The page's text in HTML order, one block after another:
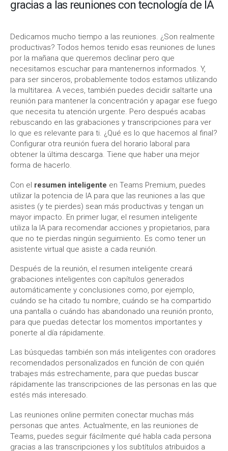
gracias a las reuniones con tecnología de IA
Dedicamos mucho tiempo a las reuniones. ¿Son realmente
productivas? Todos hemos tenido esas reuniones de lunes
por la mañana que queremos declinar pero que
necesitamos escuchar para mantenernos informados. Y,
para ser sinceros, probablemente todos estamos utilizando
la multitarea. A veces, también puedes decidir saltarte una
reunión para mantener la concentración y apagar ese fuego
que necesita tu atención urgente. Pero después acabas
rebuscando en las grabaciones y transcripciones para ver
lo que es relevante para ti. ¿Qué es lo que hacemos al final?
Configurar otra reunión fuera del horario laboral para
obtener la última descarga. Tiene que haber una mejor
forma de hacerlo.
Con el resumen inteligente en Teams Premium, puedes
utilizar la potencia de IA para que las reuniones a las que
asistes (y te pierdes) sean más productivas y tengan un
mayor impacto. En primer lugar, el resumen inteligente
utiliza la IA para recomendar acciones y propietarios, para
que no te pierdas ningún seguimiento. Es como tener un
asistente virtual que asiste a cada reunión.
Después de la reunión, el resumen inteligente creará
grabaciones inteligentes con capítulos generados
automáticamente y conclusiones como, por ejemplo,
cuándo se ha citado tu nombre, cuándo se ha compartido
una pantalla o cuándo has abandonado una reunión pronto,
para que puedas detectar los momentos importantes y
ponerte al día rápidamente.
Las búsquedas también son más inteligentes con oradores
recomendados personalizados en función de con quién
trabajes más estrechamente, para que puedas buscar
rápidamente las transcripciones de las personas en las que
estés más interesado.
Las reuniones online permiten conectar muchas más
personas que antes. Actualmente, en las reuniones de
Teams, puedes seguir fácilmente qué habla cada persona
gracias a las transcripciones y los subtítulos atribuidos a